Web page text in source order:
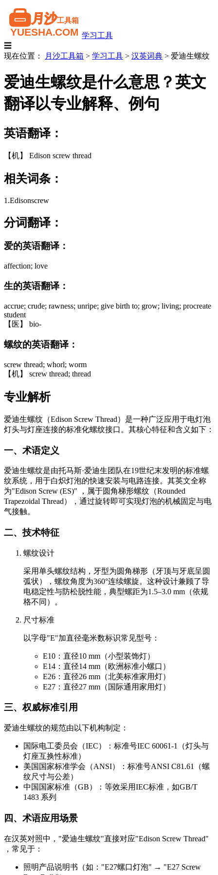
学习工具
☰
现在位置：
月沙工具箱 > 学习工具 > 汉英词典 > 爱迪生螺纹
爱迪生螺纹是什么意思？英文
翻译以专业解释、例句
英语翻译：
【机】 Edison screw thread
相关词条：
1.Edisonscrew
分词翻译：
爱的英语翻译：
affection; love
生的英语翻译：
accrue; crude; rawness; unripe; give birth to; grow; living; procreate
student
【医】 bio-
螺纹的英语翻译：
screw thread; whorl; worm
【机】 screw thread; thread
专业解析
爱迪生螺纹（Edison Screw Thread）是一种广泛应用于电灯泡
灯头与灯座连接的标准化螺纹接口。其核心特征和含义如下：
一、术语定义
爱迪生螺纹是由托马斯·爱迪生团队在19世纪末发明的标准螺
纹系统，用于白炽灯泡的快速安装与电路连接。其英文全称
为"Edison Screw (ES)" ，属于圆角梯形螺纹（Rounded
Trapezoidal Thread），通过旋转即可实现灯泡的机械固定与电
气接触。
二、技术特征
螺纹设计
采用单头螺纹结构，牙型为圆角梯形（牙顶与牙底呈圆
弧状），螺纹角度为360°连续螺旋。这种设计兼顾了导
电稳定性与防松脱性能，典型螺距为1.5–3.0 mm（依规
格不同）。
尺寸标准
以字母"E"加直径毫米数标识常见型号：
E10：直径10 mm（小型装饰灯）
E14：直径14 mm（欧洲标准小螺口）
E26：直径26 mm（北美标准家用灯）
E27：直径27 mm（国际通用家用灯）
三、权威标准引用
爱迪生螺纹的规范由以下机构制定：
国际电工委员会（IEC）：标准号IEC 60061-1（灯头与
灯座互换性标准）
美国国家标准学会（ANSI）：标准号ANSI C81.61（螺
纹尺寸与公差）
中国国家标准（GB）：等效采用IEC标准，如GB/T
1483 系列
四、术语应用场景
在汉英对照中，"爱迪生螺纹"直接对应"Edison Screw Thread"
，常见于：
照明产品说明书（如："E27螺口灯泡" → "E27 Screw